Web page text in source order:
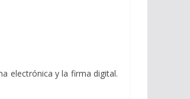
electrónica y la firma digital.